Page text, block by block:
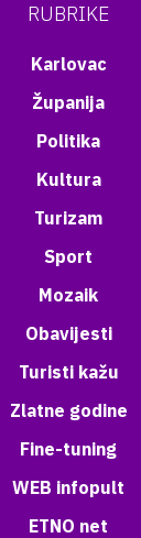
RUBRIKE
Karlovac
Županija
Politika
Kultura
Turizam
Sport
Mozaik
Obavijesti
Turisti kažu
Zlatne godine
Fine-tuning
WEB infopult
ETNO net